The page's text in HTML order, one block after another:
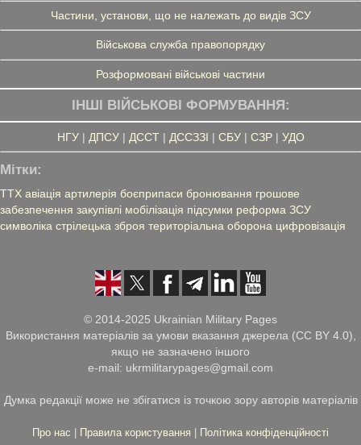
Частини, установи, що не належать до видів ЗСУ
Військова служба правопорядку
Розформовані військові частини
ІНШІ ВІЙСЬКОВІ ФОРМУВАННЯ:
НГУ| ДПСУ| ДССТ| ДССЗЗІ | СБУ| СЗР| УДО
Мітки:
ТТХ авіація артилерія боєприпаси бронювання грошове
забезпечення закупівлі мобілізація підсумки реформа ЗСУ
символіка стрілецька зброя територіальна оборона цифровізація
© 2014-2025 Ukrainian Military Pages
Використання матеріалів за умови вказання джерела (CC BY 4.0),
якщо не зазначено іншого
e-mail: ukrmilitarypages@gmail.com
Думка редакції може не збігатися із точкою зору авторів матеріалів
Про нас Правила користування Політика конфіденційності